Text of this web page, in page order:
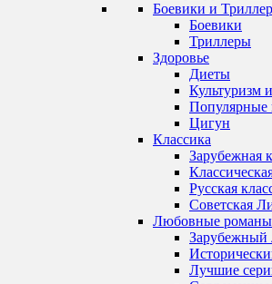
Боевики и
Боевики
Триллеры
Здоровье
Диеты
Культуризм
Популярные
Цигун
Классика
Зарубежная
Русская
Советская
Любовные романы
Лучшие